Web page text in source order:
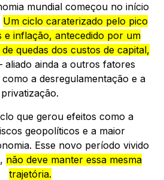
mundial começou no início
Um ciclo caraterizado pelo pico
e inflação, antecedido por um
quedas dos custos de capital,
aliado ainda a outros fatores
a desregulamentação e a
privatização.
que gerou efeitos como a
geopolíticos e a maior
Esse novo período vivido
não deve manter essa mesma
trajetória.